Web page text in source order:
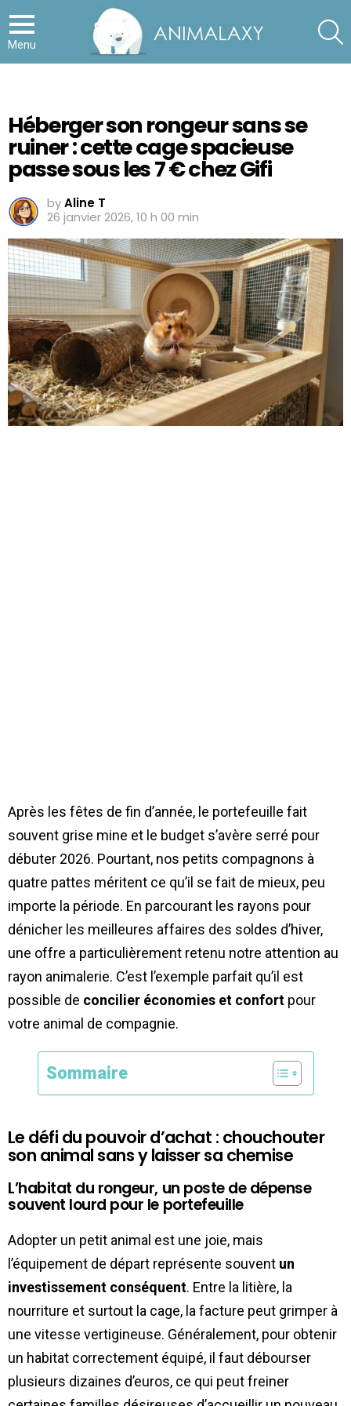
Menu
Héberger son rongeur sans se
ruiner : cette cage spacieuse
passe sous les 7 € chez Gifi
byAline T
26 janvier 2026, 10 h 00 min
Après les fêtes de fin d’année, le portefeuille fait
souvent grise mine et le budget s’avère serré pour
débuter 2026. Pourtant, nos petits compagnons à
quatre pattes méritent ce qu’il se fait de mieux, peu
importe la période. En parcourant les rayons pour
dénicher les meilleures affaires des soldes d’hiver,
une offre a particulièrement retenu notre attention au
rayon animalerie. C’est l’exemple parfait qu’il est
possible de concilier économies et confort pour
votre animal de compagnie.
Sommaire
Le défi du pouvoir d’achat : chouchouter
son animal sans y laisser sa chemise
L’habitat du rongeur, un poste de dépense
souvent lourd pour le portefeuille
Adopter un petit animal est une joie, mais
l’équipement de départ représente souvent un
investissement conséquent. Entre la litière, la
nourriture et surtout la cage, la facture peut grimper à
une vitesse vertigineuse. Généralement, pour obtenir
un habitat correctement équipé, il faut débourser
plusieurs dizaines d’euros, ce qui peut freiner